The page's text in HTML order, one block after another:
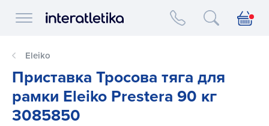
Interatletika logo
Eleiko
Приставка Тросова тяга для
рамки Eleiko Prestera 90 кг
3085850